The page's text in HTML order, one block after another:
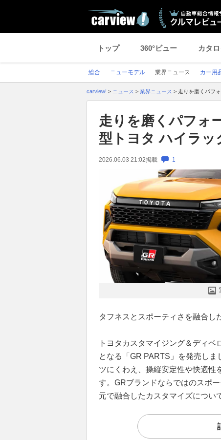
トップ 360°ビュー カタ
総合 ニューモデル 業界ニュース カー用
carview! > ニュース > 業界ニュース > 走りを磨くパフ
走りを磨くパフォ
型トヨタ ハイラッ
2026.06.03 21:02掲載 1
タフネスとスポーティさを融合し
トヨタカスタマイジング＆ディベ
となる「GR PARTS」を発売し
ツにくわえ、操縦安定性や快適性
す。GRブランドならではのスポ
元で融合したカスタマイズについ